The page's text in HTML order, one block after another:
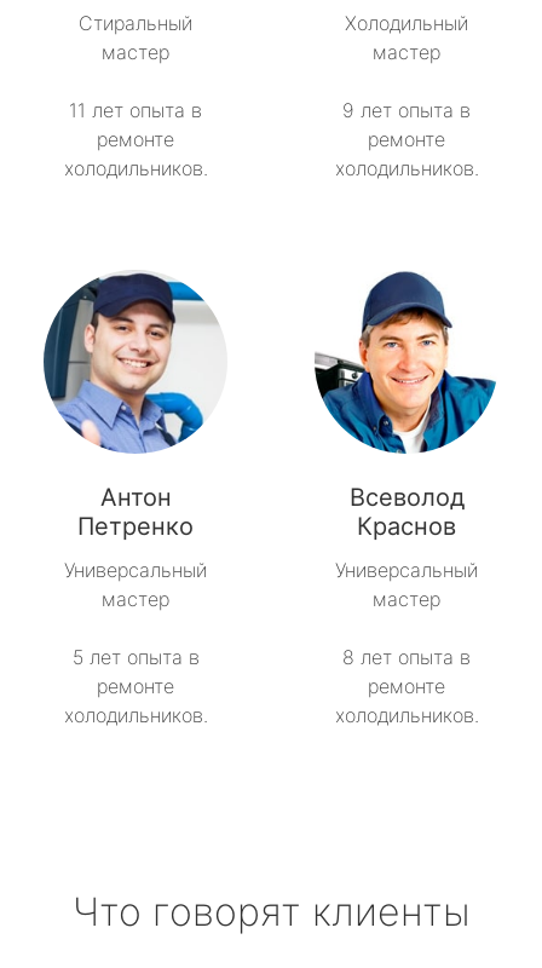
Стиральный
мастер
11 лет опыта в
ремонте
холодильников.
Холодильный
мастер
9 лет опыта в
ремонте
холодильников.
Антон
Петренко
Универсальный
мастер
5 лет опыта в
ремонте
холодильников.
Всеволод
Краснов
Универсальный
мастер
8 лет опыта в
ремонте
холодильников.
Что говорят клиенты